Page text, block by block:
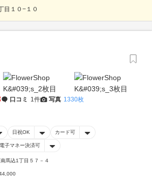
目１０−１０
口コミ 1件 写真 1330枚
日祝OK カード可
電子マネー決済可
馬込1丁目５７－４